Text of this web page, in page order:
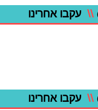
\\ עקבו אחרינו
\\ עקבו אחרינו